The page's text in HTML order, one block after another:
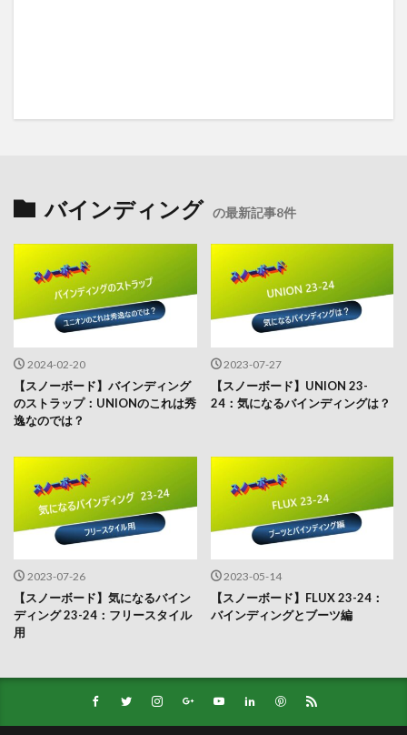
バインディング の最新記事8件
2024-02-20
【スノーボード】バインディング
のストラップ：UNIONのこれは秀
逸なのでは？
2023-07-27
【スノーボード】UNION 23-
24：気になるバインディングは？
2023-07-26
【スノーボード】気になるバイン
ディング 23-24：フリースタイル
用
2023-05-14
【スノーボード】FLUX 23-24：
バインディングとブーツ編